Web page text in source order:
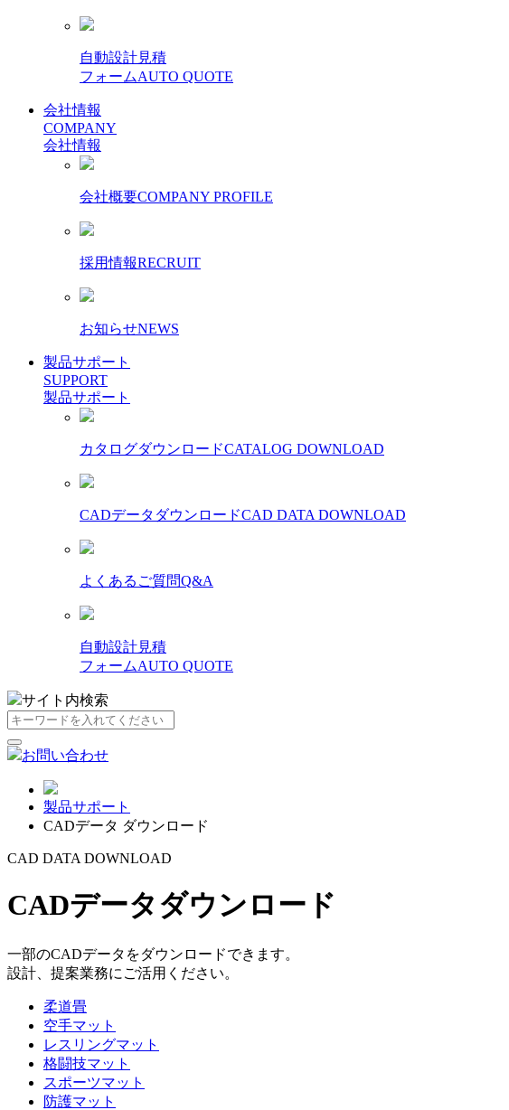
自動設計見積
フォームAUTO QUOTE
会社情報
COMPANY
会社情報
会社概要COMPANY PROFILE
採用情報RECRUIT
お知らせNEWS
製品サポート
SUPPORT
製品サポート
カタログダウンロードCATALOG DOWNLOAD
CADデータダウンロードCAD DATA DOWNLOAD
よくあるご質問Q&A
自動設計見積
フォームAUTO QUOTE
サイト内検索
お問い合わせ
製品サポート
CADデータ ダウンロード
CAD DATA DOWNLOAD
CADデータダウンロード
一部のCADデータをダウンロードできます。
設計、提案業務にご活用ください。
柔道畳
空手マット
レスリングマット
格闘技マット
スポーツマット
防護マット